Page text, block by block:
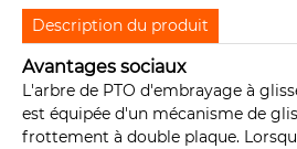
Description du produit
Avantages sociaux
L'arbre de PTO d'embrayage à
est équipée d'un mécanisme de
frottement à double plaque.